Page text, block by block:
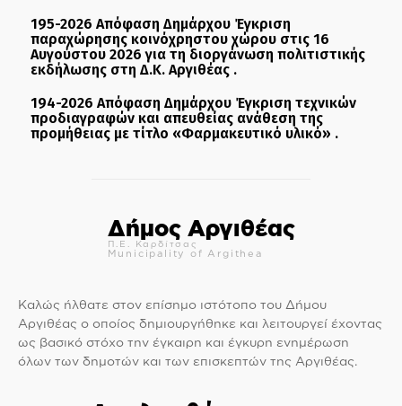
195-2026 Απόφαση Δημάρχου Έγκριση
παραχώρησης κοινόχρηστου χώρου στις 16
Αυγούστου 2026 για τη διοργάνωση πολιτιστικής
εκδήλωσης στη Δ.Κ. Αργιθέας .
194-2026 Απόφαση Δημάρχου Έγκριση τεχνικών
προδιαγραφών και απευθείας ανάθεση της
προμήθειας με τίτλο «Φαρμακευτικό υλικό» .
Δήμος Αργιθέας
Π.Ε. Καρδίτσας
Municipality of Argithea
Καλώς ήλθατε στον επίσημο ιστότοπο του Δήμου
Αργιθέας ο οποίος δημιουργήθηκε και λειτουργεί έχοντας
ως βασικό στόχο την έγκαιρη και έγκυρη ενημέρωση
όλων των δημοτών και των επισκεπτών της Αργιθέας.